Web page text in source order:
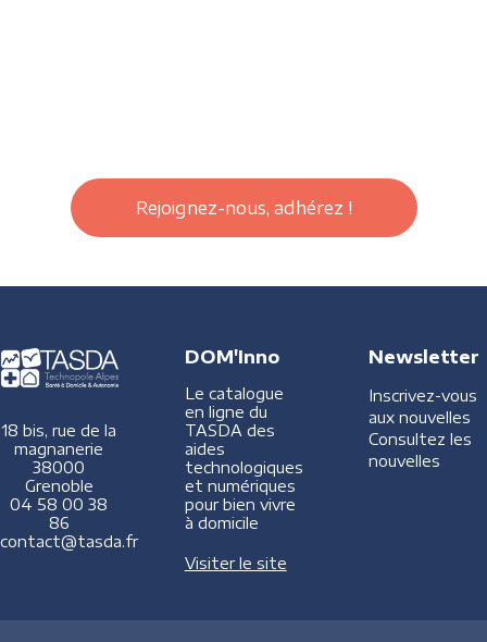
Rejoignez-nous, adhérez !
18 bis, rue de la
magnanerie
38000
Grenoble
04 58 00 38
86
contact@tasda.fr
DOM'Inno
Le catalogue
en ligne du
TASDA des
aides
technologiques
et numériques
pour bien vivre
à domicile
Visiter le site
Newsletter
Inscrivez-vous
aux nouvelles
Consultez les
nouvelles